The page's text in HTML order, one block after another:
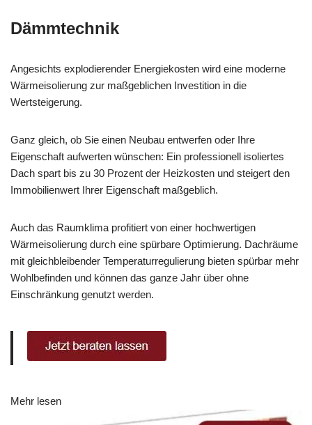
Dämmtechnik
Angesichts explodierender Energiekosten wird eine moderne
Wärmeisolierung zur maßgeblichen Investition in die
Wertsteigerung.
Ganz gleich, ob Sie einen Neubau entwerfen oder Ihre
Eigenschaft aufwerten wünschen: Ein professionell isoliertes
Dach spart bis zu 30 Prozent der Heizkosten und steigert den
Immobilienwert Ihrer Eigenschaft maßgeblich.
Auch das Raumklima profitiert von einer hochwertigen
Wärmeisolierung durch eine spürbare Optimierung. Dachräume
mit gleichbleibender Temperaturregulierung bieten spürbar mehr
Wohlbefinden und können das ganze Jahr über ohne
Einschränkung genutzt werden.
Mehr lesen